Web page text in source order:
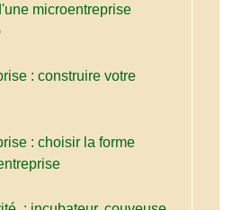
microentreprise
: construire votre
: choisir la forme